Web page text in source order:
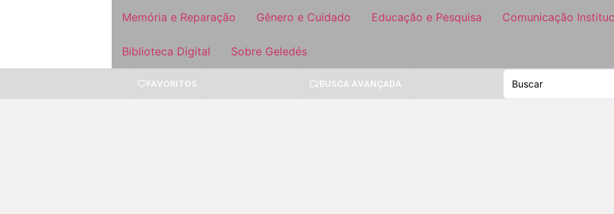
Memória e Reparação Gênero e Cuidado Educação e Pesquisa Comunicação
Biblioteca Digital Sobre Geledés
FAVORITOS BUSCA AVANÇADA